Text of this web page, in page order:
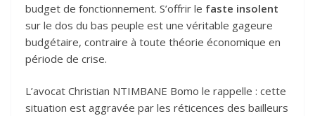
budget de fonctionnement. S’offrir le faste insolent
sur le dos du bas peuple est une véritable gageure
budgétaire, contraire à toute théorie économique en
période de crise.
L’avocat Christian NTIMBANE Bomo le rappelle : cette
situation est aggravée par les réticences des bailleurs